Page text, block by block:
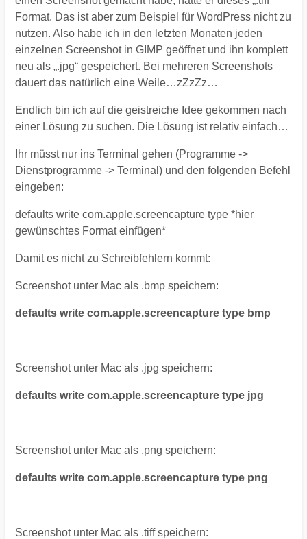
Format. Das ist aber zum Beispiel für WordPress nicht zu
nutzen. Also habe ich in den letzten Monaten jeden
einzelnen Screenshot in GIMP geöffnet und ihn komplett
neu als „.jpg“ gespeichert. Bei mehreren Screenshots
dauert das natürlich eine Weile…zZzZz…
Endlich bin ich auf die geistreiche Idee gekommen nach
einer Lösung zu suchen. Die Lösung ist relativ einfach…
Ihr müsst nur ins Terminal gehen (Programme ->
Dienstprogramme -> Terminal) und den folgenden Befehl
eingeben:
defaults write com.apple.screencapture type *hier
gewünschtes Format einfügen*
Damit es nicht zu Schreibfehlern kommt:
Screenshot unter Mac als .bmp speichern:
defaults write com.apple.screencapture type bmp
Screenshot unter Mac als .jpg speichern:
defaults write com.apple.screencapture type jpg
Screenshot unter Mac als .png speichern:
defaults write com.apple.screencapture type png
Screenshot unter Mac als .tiff speichern: